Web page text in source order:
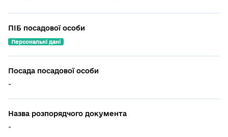
ПІБ посадової особи
Персональні дані
Посада посадової особи
-
Назва розпорядчого документа
-